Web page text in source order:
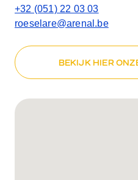
+32 (051) 22 03 03
roeselare@arenal.be
BEKIJK HIER